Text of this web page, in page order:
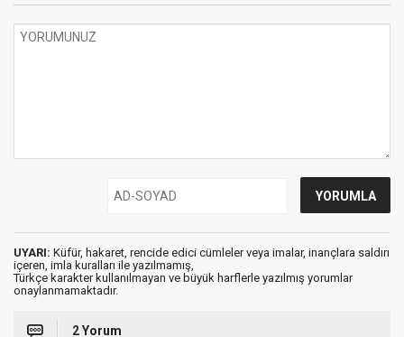
UYARI: Küfür, hakaret, rencide edici cümleler veya imalar, inançlara saldırı
içeren, imla kuralları ile yazılmamış,
Türkçe karakter kullanılmayan ve büyük harflerle yazılmış yorumlar
onaylanmamaktadır.
2 Yorum